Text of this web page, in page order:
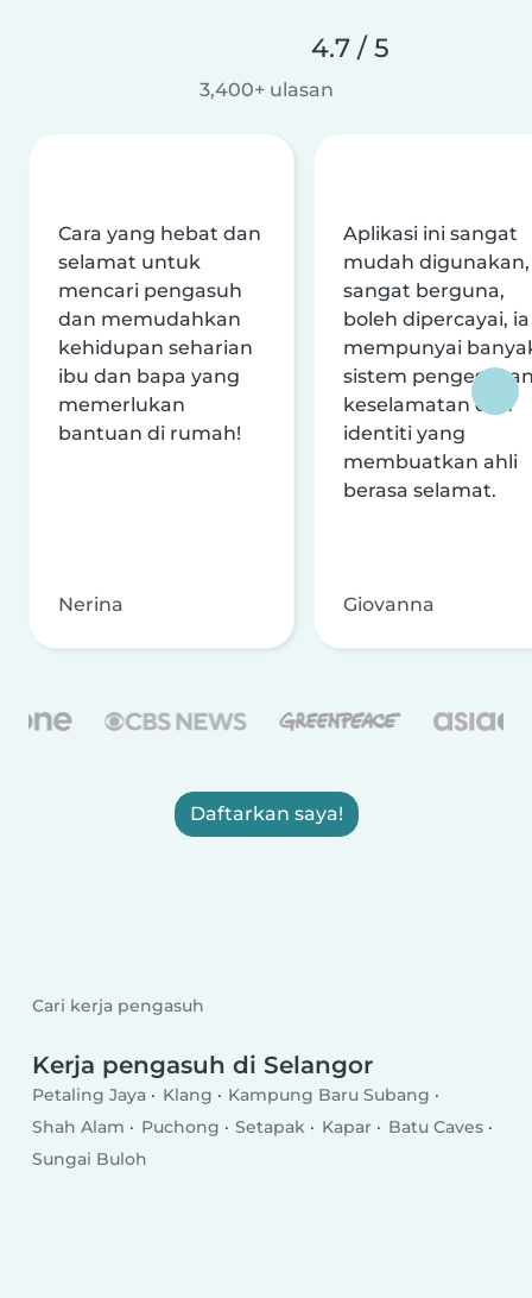
4.7 / 5
3,400+ ulasan
Cara yang hebat dan
selamat untuk
mencari pengasuh
dan memudahkan
kehidupan seharian
ibu dan bapa yang
memerlukan
bantuan di rumah!
Nerina
Aplikasi ini sangat
mudah digunakan,
sangat berguna,
boleh dipercayai, ia
mempunyai
sistem
keselamatan dan
identiti yang
membuatkan ahli
berasa selamat.
Giovanna
Daftarkan saya!
Cari kerja pengasuh
Kerja pengasuh di Selangor
Petaling Jaya Klang
Kampung Baru Subang
Shah Alam
Puchong Setapak Kapar
Batu Caves
Sungai Buloh